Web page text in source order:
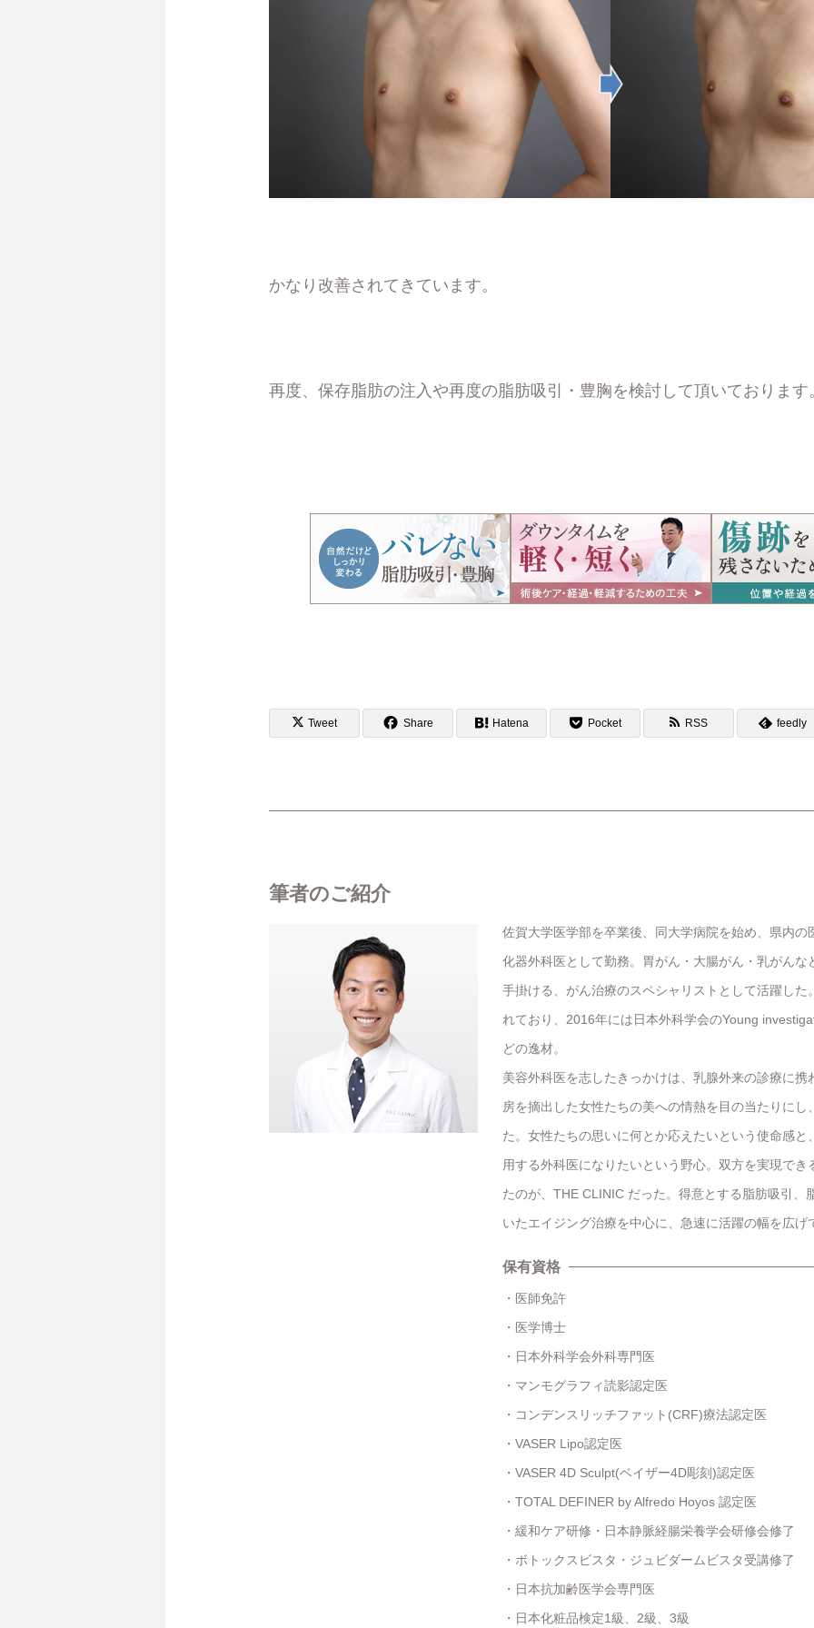
かなり改善されてきています。
再度、保存脂肪の注入や再度の脂肪吸引・豊胸を検討して頂いております
Tweet Share Hatena Pocket RSS feedly
筆者のご紹介
佐賀大学医学部を卒業後、同大学病院を始め、県内の
化器外科医として勤務。胃がん・大腸がん・乳がんな
手掛ける、がん治療のスペシャリストとして活躍した
れており、2016年には日本外科学会のYoung
どの逸材。
美容外科医を志したきっかけは、乳腺外来の診療に携
房を摘出した女性たちの美への情熱を目の当たりにし
た。女性たちの思いに何とか応えたいという使命感と
用する外科医になりたいという野心。双方を実現でき
たのが、THE CLINIC だった。得意とする脂肪吸引、
いたエイジング治療を中心に、急速に活躍の幅を広げ
保有資格
医師免許
医学博士
日本外科学会外科専門医
マンモグラフィ読影認定医
コンデンスリッチファット(CRF)療法認定医
VASER Lipo認定医
VASER 4D Sculpt(ベイザー4D彫刻)認定医
TOTAL DEFINER by Alfredo Hoyos 認定医
緩和ケア研修・日本静脈経腸栄養学会研修会修了
ボトックスビスタ・ジュビダームビスタ受講修了
日本抗加齢医学会専門医
日本化粧品検定1級、2級、3級